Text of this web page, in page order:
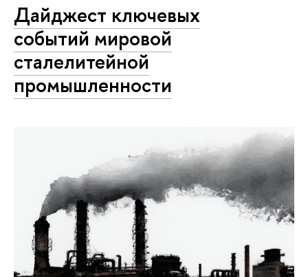
Дайджест ключевых
событий мировой
сталелитейной
промышленности